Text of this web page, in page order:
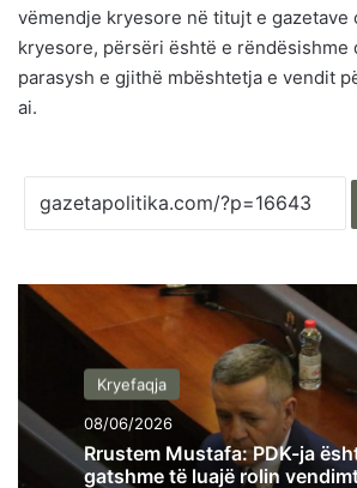
vëmendje kryesore në titujt e gazetave
kryesore, përsëri është e rëndësishme
parasysh e gjithë mbështetja e vendit
ai.
Kryefaqja
08/06/2026
Rrustem Mustafa: PDK-ja
gatshme të luajë rolin